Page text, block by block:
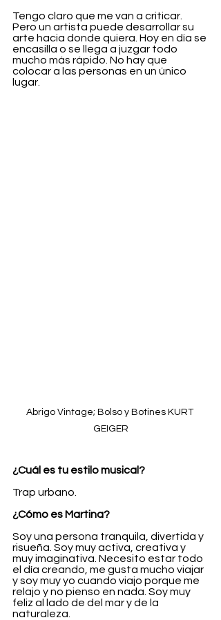
Tengo claro que me van a criticar.
Pero un artista puede desarrollar su
arte hacia donde quiera. Hoy en día se
encasilla o se llega a juzgar todo
mucho más rápido. No hay que
colocar a las personas en un único
lugar.
Abrigo Vintage; Bolso y Botines KURT
GEIGER
¿Cuál es tu estilo musical?
Trap urbano.
¿Cómo es Martina?
Soy una persona tranquila, divertida y
risueña. Soy muy activa, creativa y
muy imaginativa. Necesito estar todo
el día creando, me gusta mucho viajar
y soy muy yo cuando viajo porque me
relajo y no pienso en nada. Soy muy
feliz al lado de del mar y de la
naturaleza.